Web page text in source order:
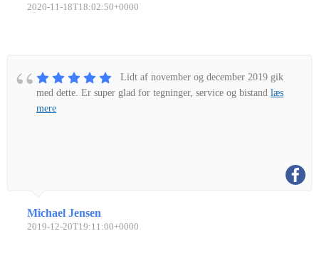
2020-11-18T18:02:50+0000
Lidt af november og december 2019 gik
med dette. Er super glad for tegninger, service og bistand læs
mere
Michael Jensen
2019-12-20T19:11:00+0000